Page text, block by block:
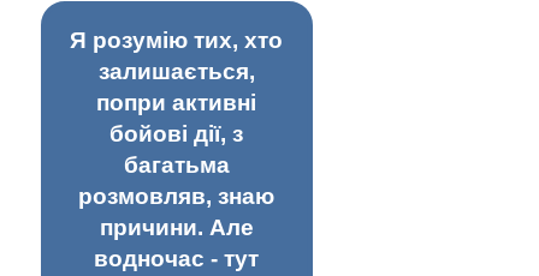
Я розумію тих, хто
залишається,
попри активні
бойові дії, з
багатьма
розмовляв, знаю
причини. Але
водночас - тут